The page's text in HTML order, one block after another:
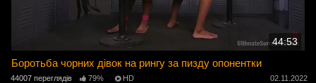
44:53
Боротьба чорних дівок на рингу за пизду опонентки
44007 переглядів 79% HD 02.11.2022